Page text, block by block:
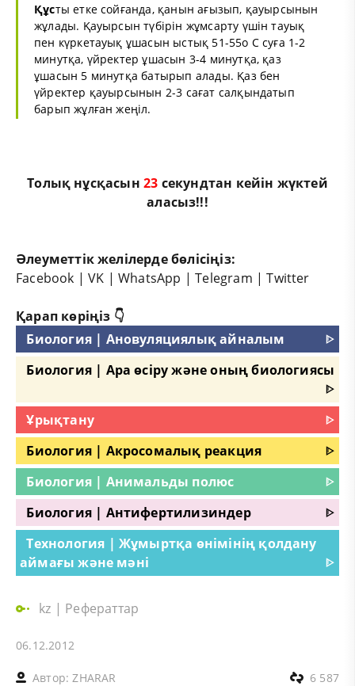
Құсты етке сойғанда, қанын ағызып, қауырсынын
жұлады. Қауырсын түбірін жұмсарту үшін тауық
пен күркетауық ұшасын ыстық 51-55о С суға 1-2
минутқа, үйректер ұшасын 3-4 минутқа, қаз
ұшасын 5 минутқа батырып алады. Қаз бен
үйректер қауырсынын 2-3 сағат салқындатып
барып жұлған жеңіл.
Толық нұсқасын22 секундтан кейін жүктей
аласыз!!!
Әлеуметтік желілерде бөлісіңіз:
Facebook |VK |WhatsApp |Telegram |Twitter
Қарап көріңіз 👇
Биология | Ановуляциялық айналым
ᐈ
Биология | Ара өсіру және оның биологиясы
ᐈ
Ұрықтану
ᐈ
Биология | Акросомалық реакция
ᐈ
Биология | Анимальды полюс
ᐈ
Биология | Антифертилизиндер
ᐈ
Технология | Жұмыртқа өнімінің қолдану
аймағы және мәні
ᐈ
kz | Рефераттар
06.12.2012
Автор:ZHARAR 6 587